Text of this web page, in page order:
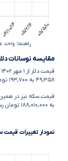
راهنما:
مقایسه نوسانات
قیمت دلار از ۱ مهر ۱۴۰۲ تا ۱۰ مرداد ۱۴۰۵
۴۹,۳۵۸ به ۱۹۳,۷۰۰ تومان رسیده، که ۲۹۲.۴ درصد افزایش داشته است.
به ۱۸۸,۰۱۰,۰۰۰ تومان رسیده، که ۵۸۰.۲ درصد افزایش داشته است.
نمودار تغییرات قیمت